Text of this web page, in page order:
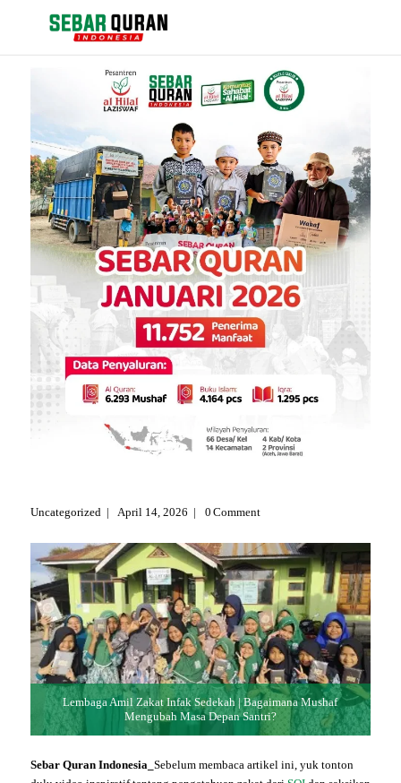
Berita
Events
Kontak
Tentang Kami
Pengajuan Bantuan Al Quran
Uncategorized April 14, 2026 0 Comment
Lembaga Amil Zakat Infak Sedekah | Bagaimana Mushaf
Mengubah Masa Depan Santri?
Sebar Quran Indonesia_ Sebelum membaca artikel ini, yuk tonton